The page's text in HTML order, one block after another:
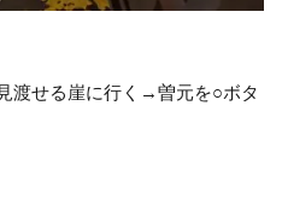
渡せる崖に行く→曽元を○ボタ